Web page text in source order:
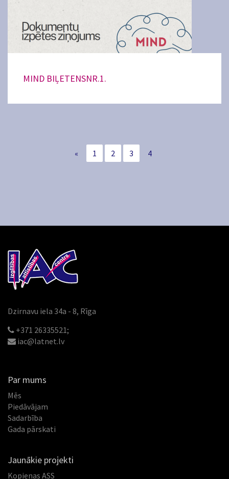
MIND BIĻETENSNR.1.
« 1 2 3 4
Dzirnavu iela 34a - 8, Rīga
+371 26335521;
iac@latnet.lv
Par mums
Mēs
Piedāvājam
Sadarbība
Gada pārskati
Jaunākie projekti
Kopienas ASS